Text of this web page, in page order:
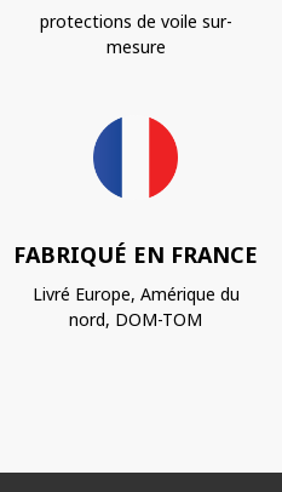
protections de voile sur-
mesure
FABRIQUÉ EN FRANCE
Livré Europe, Amérique du
nord, DOM-TOM